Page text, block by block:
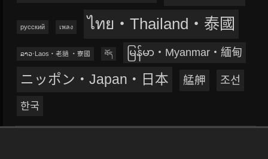
русский เพลง ไทย‧Thailand‧泰國
ລາວ‧Laos‧老撾 ‧寮國 བོད မြန်မာ‧Myanmar‧緬甸
ニッポン‧Japan‧日本 艋舺 조선
한국